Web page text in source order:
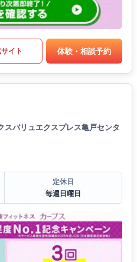
イト 体験・相談予約
バリュエクスプレス亀戸センタ
定休日
毎週日曜日